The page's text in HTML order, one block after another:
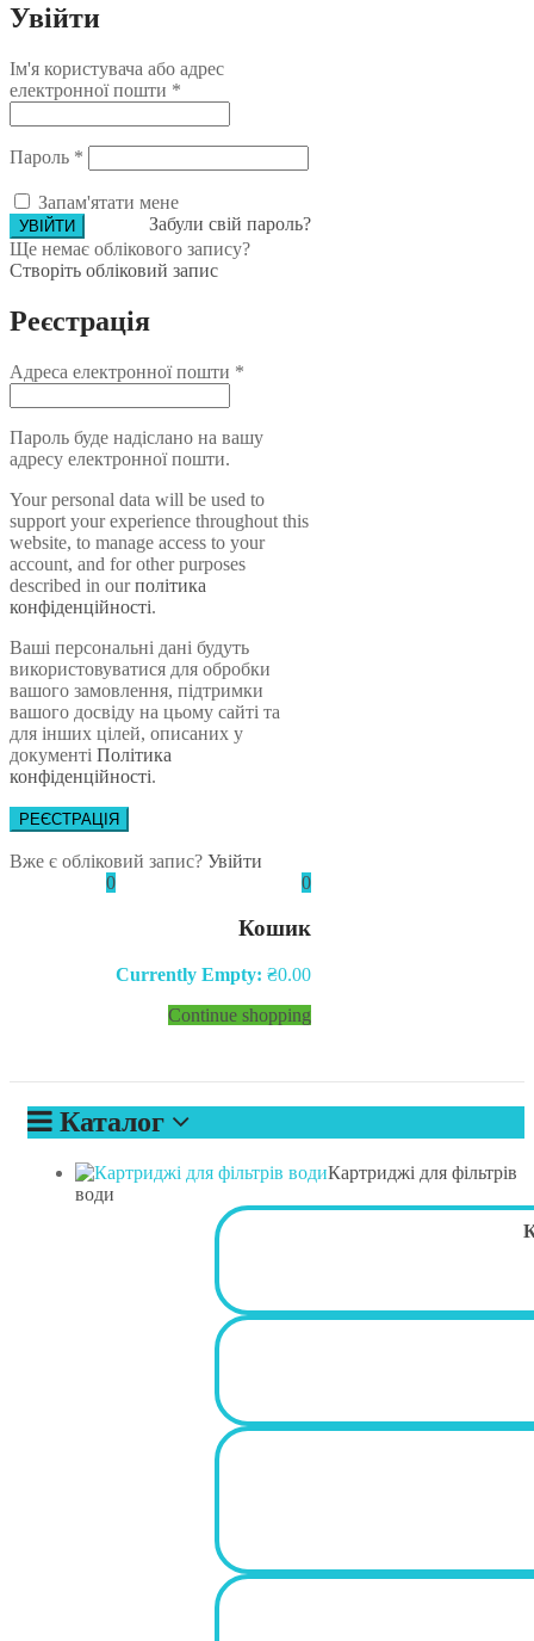
Увійти
Ім'я користувача або адрес
електронної пошти *
Пароль *
Запам'ятати мене
Забули свій пароль?
Ще немає облікового запису?
Створіть обліковий запис
Реєстрація
Адреса електронної пошти *
Пароль буде надіслано на вашу
адресу електронної пошти.
Your personal data will be used to
support your experience throughout this
website, to manage access to your
account, and for other purposes
described in ourполітика
конфіденційності.
Ваші персональні дані будуть
використовуватися для обробки
вашого замовлення, підтримки
вашого досвіду на цьому сайті та
для інших цілей, описаних у
документі Політика
конфіденційності.
РЕЄСТРАЦІЯ
Вже є обліковий запис? Увійти
0
Кошик
Currently Empty: ₴0.00
Continue shopping
0
Каталог
Картриджі для фільтрів
води